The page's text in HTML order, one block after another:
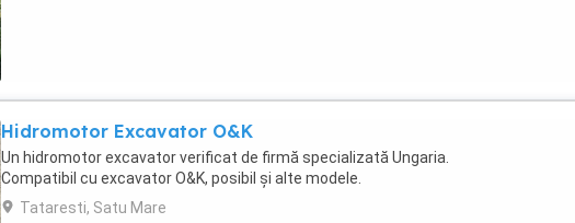
Hidromotor Excavator O&K
Un hidromotor excavator verificat de firmă specializată Ungaria.
Compatibil cu excavator O&K, posibil și alte modele.
Tataresti, Satu Mare